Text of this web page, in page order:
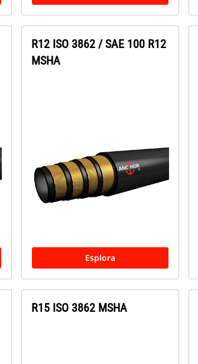
R12 ISO 3862 / SAE 100 R12
MSHA
Esplora
R15 ISO 3862 MSHA